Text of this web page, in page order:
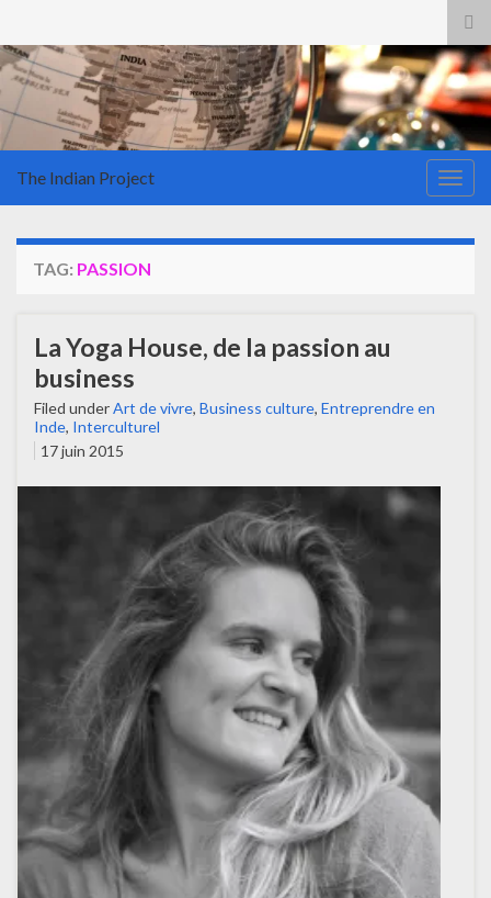
The Indian Project
TAG: PASSION
La Yoga House, de la passion au
business
Filed underArt de vivre, Business culture, Entreprendre en
Inde, Interculturel
17 juin 2015